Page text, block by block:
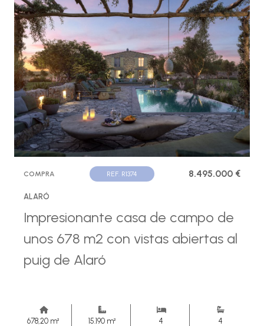
COMPRA REF. R1374 8.495.000 €
ALARÓ
Impresionante casa de campo de
unos 678 m2 con vistas abiertas al
puig de Alaró
678,20 m² 15.190 m² 4 4